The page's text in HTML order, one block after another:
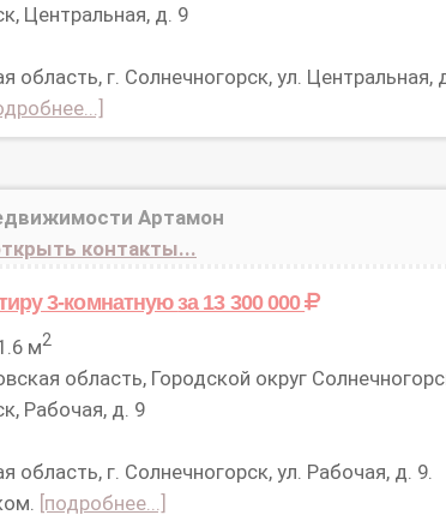
Центральная, д. 9
область, г. Солнечногорск, ул. Центральная,
Артамон
контакты...
3-комнатнуюза 13 300 000
м2
область, Городской округ
Рабочая, д. 9
область, г. Солнечногорск, ул. Рабочая, д. 9.
[подробнее...]